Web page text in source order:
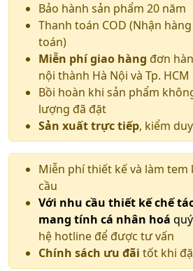
Bảo hành sản phẩm 20 năm
Thanh toán COD (Nhận
toán)
Miễn phí giao hàng đơn
nội thành Hà Nội và Tp. HCM
Bồi hoàn khi sản phẩm
lượng đã đặt
Sản xuất trực tiếp, kiểm
Miễn phí thiết kế và làm
cầu
Với nhu cầu thiết kế chế
mang tính cá nhân hoá quý
hệ hotline để được tư vấn
Chính sách ưu đãi tốt khi